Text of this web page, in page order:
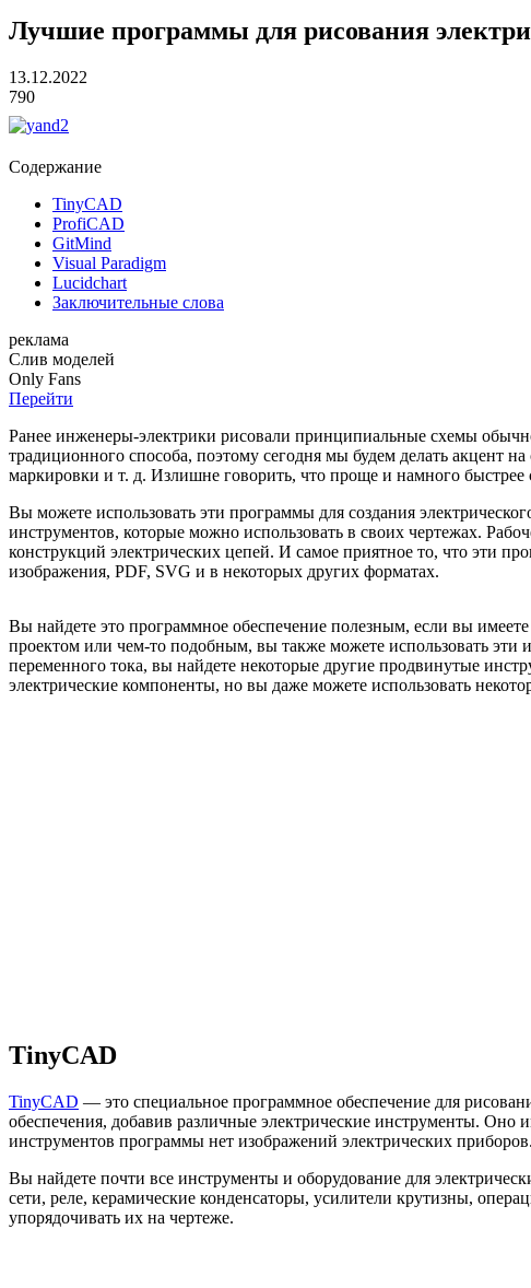
Лучшие программы для рисования
13.12.2022
790
Содержание
TinyCAD
ProfiCAD
GitMind
Visual Paradigm
Lucidchart
Заключительные слова
реклама
Слив моделей
Only Fans
Перейти
Ранее инженеры-электрики рисовали принципиальные схемы
традиционного способа, поэтому сегодня мы будем делать акцент
маркировки и т. д. Излишне говорить, что проще и намного быстрее
Вы можете использовать эти программы для создания
инструментов, которые можно использовать в своих чертежах.
конструкций электрических цепей. И самое приятное то, что эти
изображения, PDF, SVG и в некоторых других форматах.
Вы найдете это программное обеспечение полезным, если вы
проектом или чем-то подобным, вы также можете использовать
переменного тока, вы найдете некоторые другие продвинутые
электрические компоненты, но вы даже можете использовать
TinyCAD
TinyCAD — это специальное программное обеспечение для
обеспечения, добавив различные электрические инструменты. Оно
инструментов программы нет изображений электрических
Вы найдете почти все инструменты и оборудование для
сети, реле, керамические конденсаторы, усилители крутизны,
упорядочивать их на чертеже.